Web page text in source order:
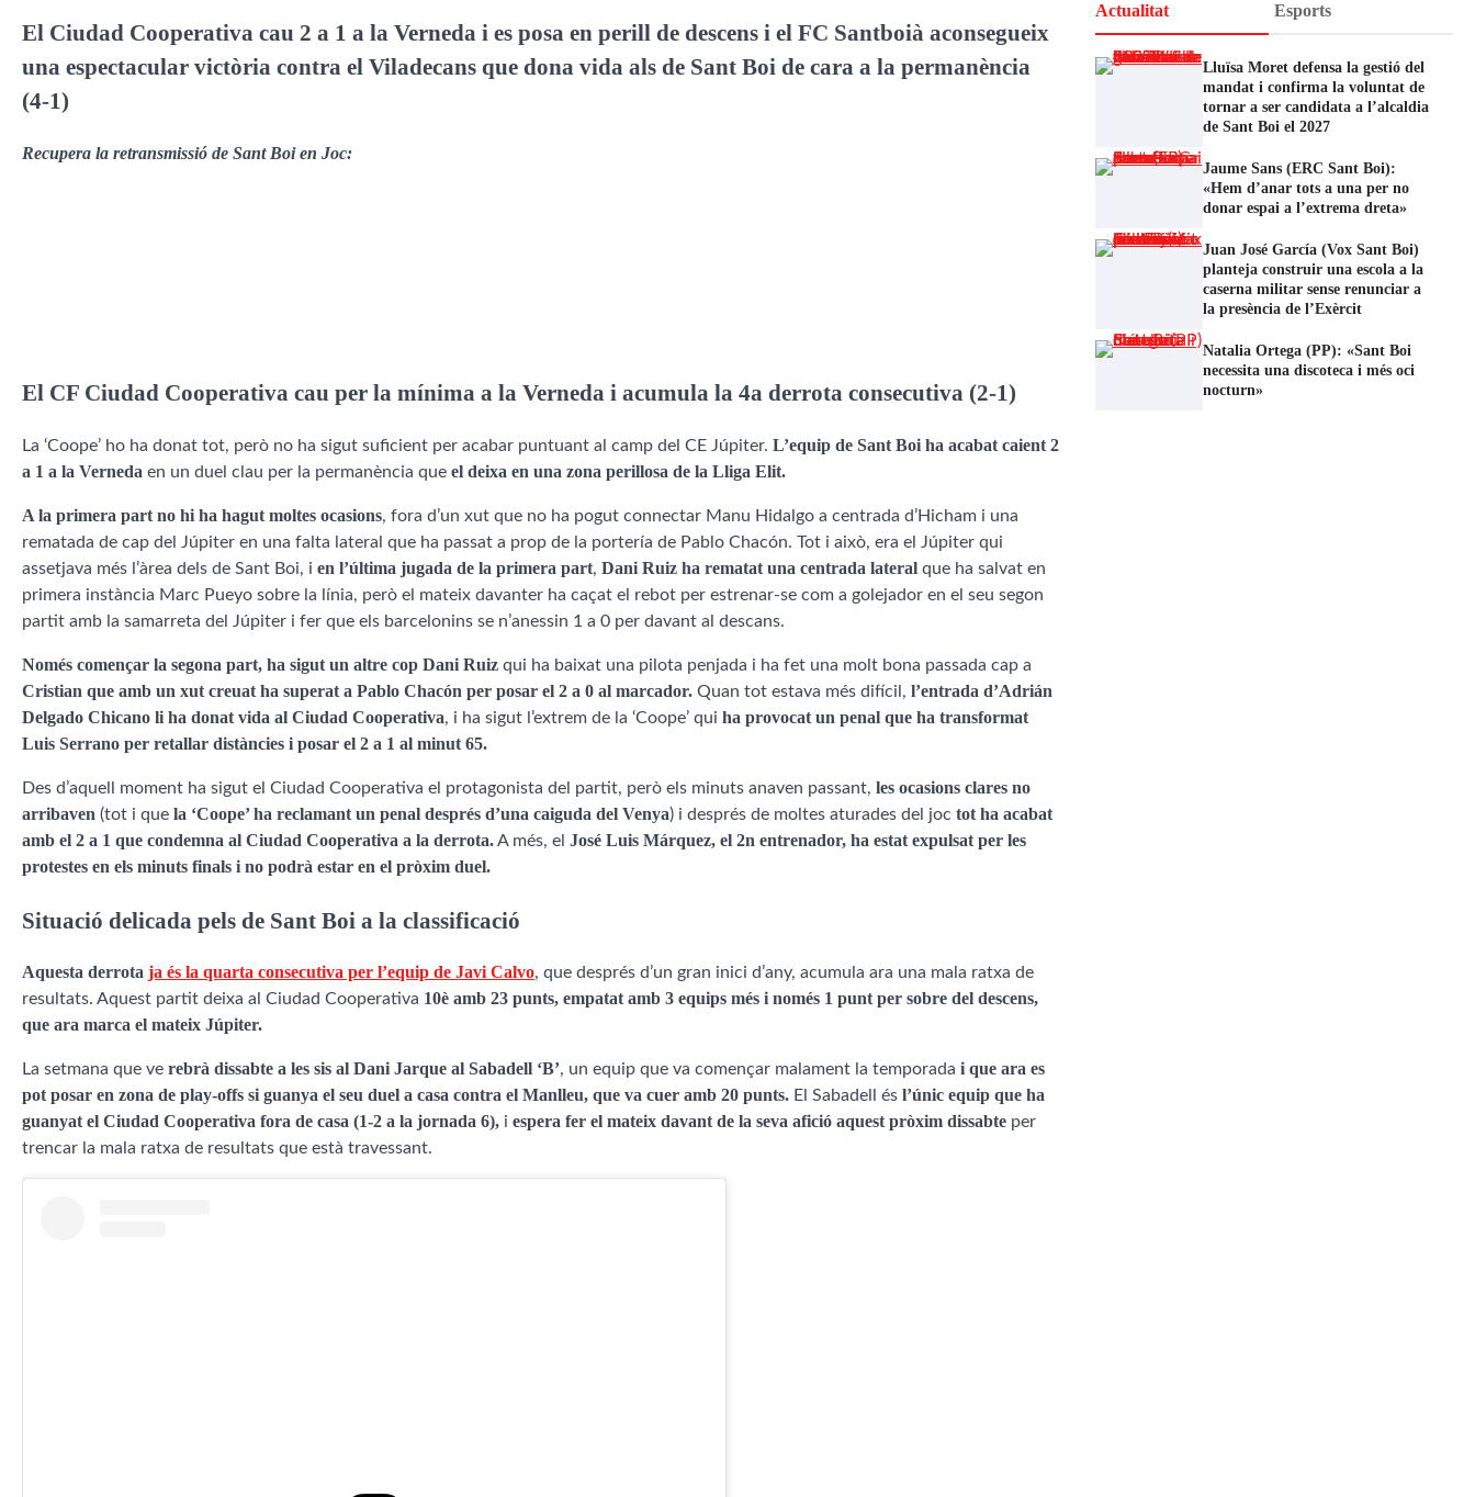
El Ciudad Cooperativa cau 2 a 1 a la Verneda i es posa en perill de descens i el FC Santboià aconsegueix
una espectacular victòria contra el Viladecans que dona vida als de Sant Boi de cara a la permanència
(4-1)
Recupera la retransmissió de Sant Boi en Joc:
El CF Ciudad Cooperativa cau per la mínima a la Verneda i acumula la 4a derrota consecutiva (2-1)
La ‘Coope’ ho ha donat tot, però no ha sigut suficient per acabar puntuant al camp del CE Júpiter. L’equip de Sant Boi ha acabat caient 2
a 1 a la Verneda en un duel clau per la permanència que el deixa en una zona perillosa de la Lliga Elit.
A la primera part no hi ha hagut moltes ocasions, fora d’un xut que no ha pogut connectar Manu Hidalgo a centrada d’Hicham i una
rematada de cap del Júpiter en una falta lateral que ha passat a prop de la portería de Pablo Chacón. Tot i això, era el Júpiter qui
assetjava més l’àrea dels de Sant Boi, i en l’última jugada de la primera part, Dani Ruiz ha rematat una centrada lateral que ha salvat en
primera instància Marc Pueyo sobre la línia, però el mateix davanter ha caçat el rebot per estrenar-se com a golejador en el seu segon
partit amb la samarreta del Júpiter i fer que els barcelonins se n’anessin 1 a 0 per davant al descans.
Només començar la segona part, ha sigut un altre cop Dani Ruiz qui ha baixat una pilota penjada i ha fet una molt bona passada cap a
Cristian que amb un xut creuat ha superat a Pablo Chacón per posar el 2 a 0 al marcador. Quan tot estava més difícil, l’entrada d’Adrián
Delgado Chicano li ha donat vida al Ciudad Cooperativa, i ha sigut l’extrem de la ‘Coope’ qui ha provocat un penal que ha transformat
Luis Serrano per retallar distàncies i posar el 2 a 1 al minut 65.
Des d’aquell moment ha sigut el Ciudad Cooperativa el protagonista del partit, però els minuts anaven passant, les ocasions clares no
arribaven (tot i que la ‘Coope’ ha reclamant un penal després d’una caiguda del Venya) i després de moltes aturades del joc tot ha acabat
amb el 2 a 1 que condemna al Ciudad Cooperativa a la derrota.A més, el José Luis Márquez, el 2n entrenador, ha estat expulsat per les
protestes en els minuts finals i no podrà estar en el pròxim duel.
Situació delicada pels de Sant Boi a la classificació
Aquesta derrota ja és la quarta consecutiva per l’equip de Javi Calvo, que després d’un gran inici d’any, acumula ara una mala ratxa de
resultats. Aquest partit deixa al Ciudad Cooperativa 10è amb 23 punts, empatat amb 3 equips més i només 1 punt per sobre del descens,
que ara marca el mateix Júpiter.
La setmana que ve rebrà dissabte a les sis al Dani Jarque al Sabadell ‘B’, un equip que va començar malament la temporada i que ara es
pot posar en zona de play-offs si guanya el seu duel a casa contra el Manlleu, que va cuer amb 20 punts. El Sabadell és l’únic equip que ha
guanyat el Ciudad Cooperativa fora de casa (1-2 a la jornada 6), i espera fer el mateix davant de la seva afició aquest pròxim dissabte per
trencar la mala ratxa de resultats que està travessant.
Actualitat Esports
Lluïsa Moret defensa la gestió del
mandat i confirma la voluntat de
tornar a ser candidata a l’alcaldia
de Sant Boi el 2027
Jaume Sans (ERC Sant Boi):
«Hem d’anar tots a una per no
donar espai a l’extrema dreta»
Juan José García (Vox Sant Boi)
planteja construir una escola a la
caserna militar sense renunciar a
la presència de l’Exèrcit
Natalia Ortega (PP): «Sant Boi
necessita una discoteca i més oci
nocturn»